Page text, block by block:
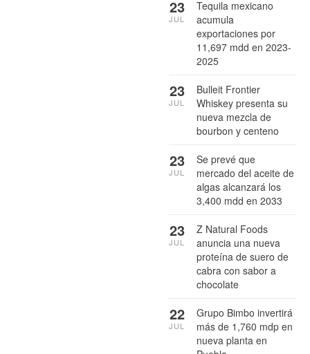
Tequila mexicano
acumula
exportaciones por
11,697 mdd en 2023-
2025
23
JUL
Bulleit Frontier
Whiskey presenta su
nueva mezcla de
bourbon y centeno
23
JUL
Se prevé que
mercado del aceite de
algas alcanzará los
3,400 mdd en 2033
23
JUL
Z Natural Foods
anuncia una nueva
proteína de suero de
cabra con sabor a
chocolate
23
JUL
Grupo Bimbo invertirá
más de 1,760 mdp en
nueva planta en
22
JUL